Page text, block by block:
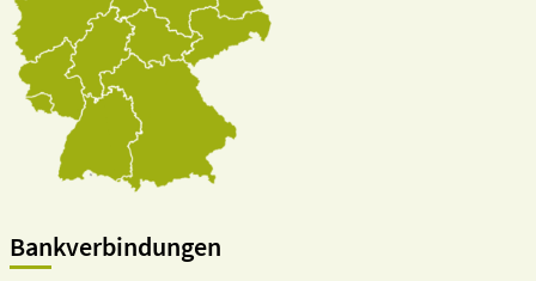
Bankverbindungen